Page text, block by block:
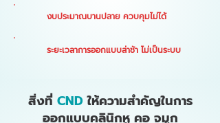
งบประมาณบานปลาย ควบคุมไม่ได้
ระยะเวลาการออกแบบล่าช้า ไม่เป็นระบบ
สิ่งที่ CNDให้ความสำคัญในการ
ออกแบบคลินิกหู คอ จมูก